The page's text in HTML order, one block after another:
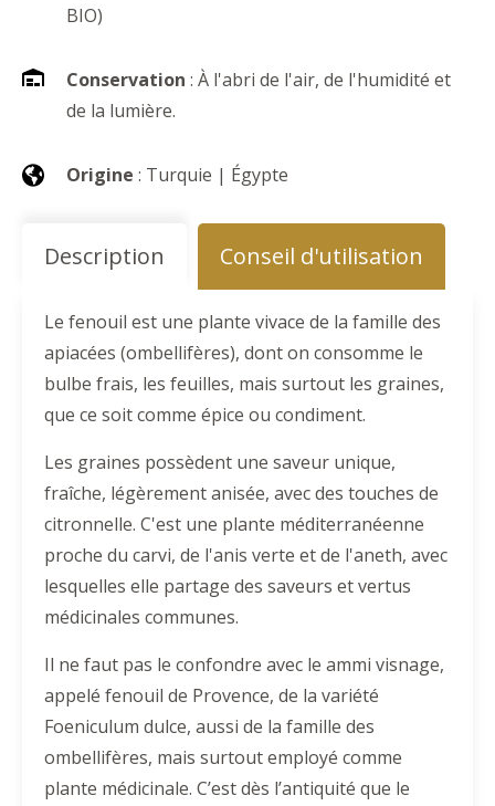
BIO)
Conservation : À l'abri de l'air, de l'humidité et
de la lumière.
Origine : Turquie | Égypte
Description Conseil d'utilisation
Le fenouil est une plante vivace de la famille des
apiacées (ombellifères), dont on consomme le
bulbe frais, les feuilles, mais surtout les graines,
que ce soit comme épice ou condiment.
Les graines possèdent une saveur unique,
fraîche, légèrement anisée, avec des touches de
citronnelle. C'est une plante méditerranéenne
proche du carvi, de l'anis verte et de l'aneth, avec
lesquelles elle partage des saveurs et vertus
médicinales communes.
Il ne faut pas le confondre avec le ammi visnage,
appelé fenouil de Provence, de la variété
Foeniculum dulce, aussi de la famille des
ombellifères, mais surtout employé comme
plante médicinale. C’est dès l’antiquité que le